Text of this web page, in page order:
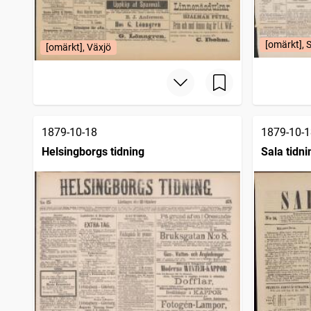
[omärkt], Växjö [omärkt],
1879-10-18
Helsingborgs tidning
1879-10-
Sala